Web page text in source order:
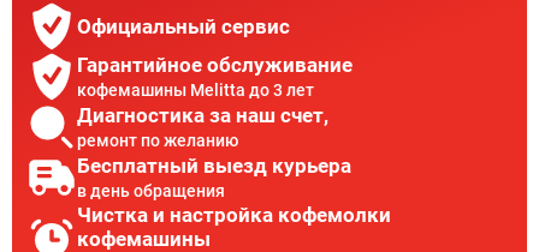
Официальный сервис
Гарантийное обслуживание
кофемашины Melitta до 3 лет
Диагностика за наш счет,
ремонт по желанию
Бесплатный выезд курьера
в день обращения
Чистка и настройка кофемолки
кофемашины